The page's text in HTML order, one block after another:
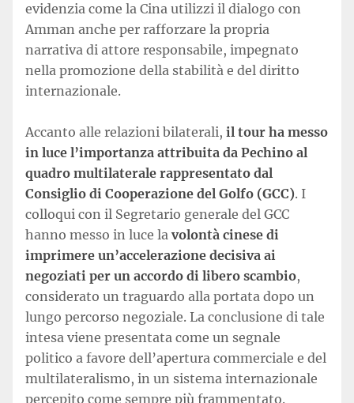
evidenzia come la Cina utilizzi il dialogo con
Amman anche per rafforzare la propria
narrativa di attore responsabile, impegnato
nella promozione della stabilità e del diritto
internazionale.
Accanto alle relazioni bilaterali, il tour ha messo
in luce l’importanza attribuita da Pechino al
quadro multilaterale rappresentato dal
Consiglio di Cooperazione del Golfo (GCC). I
colloqui con il Segretario generale del GCC
hanno messo in luce la volontà cinese di
imprimere un’accelerazione decisiva ai
negoziati per un accordo di libero scambio,
considerato un traguardo alla portata dopo un
lungo percorso negoziale. La conclusione di tale
intesa viene presentata come un segnale
politico a favore dell’apertura commerciale e del
multilateralismo, in un sistema internazionale
percepito come sempre più frammentato.